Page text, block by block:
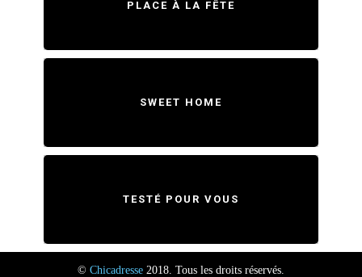
PLACE À LA FÊTE
SWEET HOME
TESTÉ POUR VOUS
© Chicadresse 2018. Tous les droits réservés.